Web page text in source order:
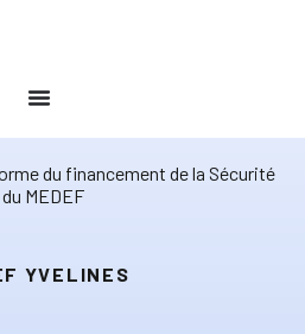
du financement de la Sécurité
MEDEF
YVELINES